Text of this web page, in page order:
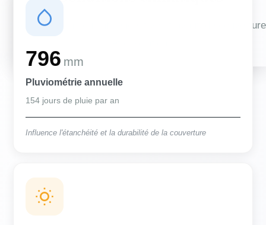
Des conditions qui influencent vos travaux de couverture
796 mm
Pluviométrie annuelle
154 jours de pluie par an
Influence l'étanchéité et la durabilité de la couverture